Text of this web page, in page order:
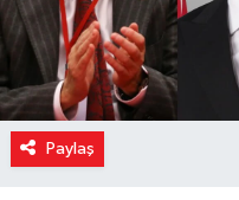
Paylaş